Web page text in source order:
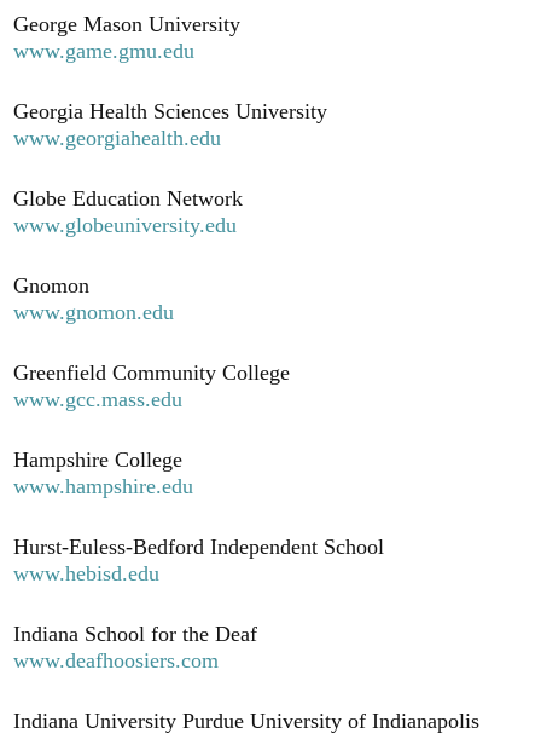
George Mason University
www.game.gmu.edu
Georgia Health Sciences University
www.georgiahealth.edu
Globe Education Network
www.globeuniversity.edu
Gnomon
www.gnomon.edu
Greenfield Community College
www.gcc.mass.edu
Hampshire College
www.hampshire.edu
Hurst-Euless-Bedford Independent School
www.hebisd.edu
Indiana School for the Deaf
www.deafhoosiers.com
Indiana University Purdue University of Indianapolis